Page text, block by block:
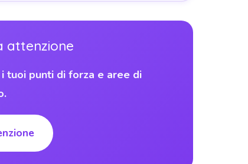
attenzione
tuoi punti di forza e aree di